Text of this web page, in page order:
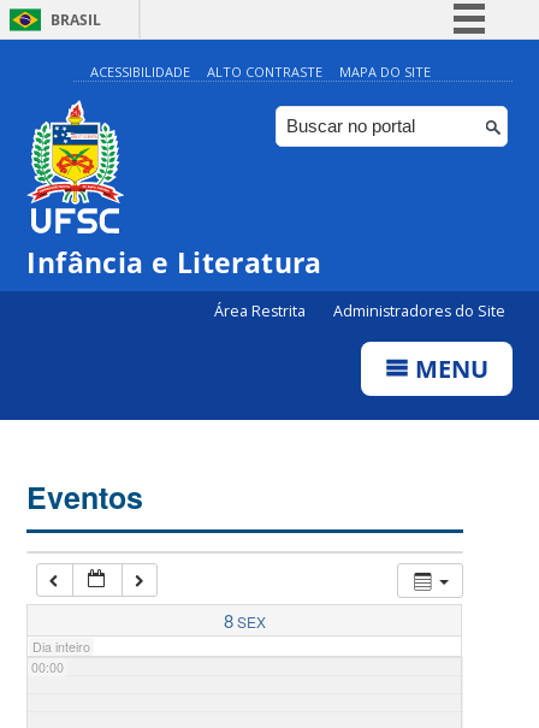
BRASIL
Simplifique!
Comunica BR
Participe
ACESSIBILIDADE ALTO CONTRASTE MAPA DO SITE
Infância e Literatura
Área Restrita Administradores do Site
MENU
Eventos
8SEX
Dia inteiro
00:00